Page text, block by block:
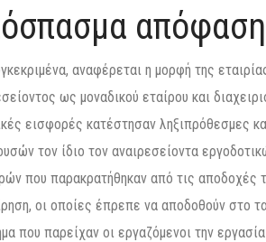
αναφέρεται η μορφή της
ως μοναδικού εταίρου και
εισφορές κατέστησαν ληξιπρόθεσμες
τον ίδιο τον αναιρεσείοντα
που παρακρατήθηκαν από τις αποδοχές
οι οποίες έπρεπε να αποδοθούν στο
που παρείχαν οι εργαζόμενοι την